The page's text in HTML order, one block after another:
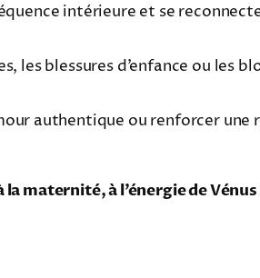
intérieure et se
blessures d’enfance ou les
authentique ou renforcer une
maternité, à l’énergie de Vénus